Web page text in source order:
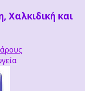
Χαλκιδική και